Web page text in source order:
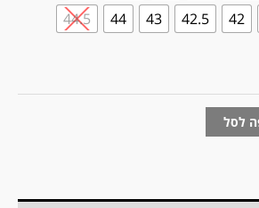
42
42.5
43
44
44.5
לסל